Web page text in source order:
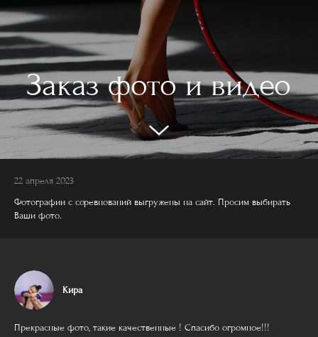
Заказ фото и видео
22 апреля 2023
Фотографии с соревнований выгружены на сайт. Просим выбирать
Ваши фото.
Кира
Прекрасные фото, такие качественные ! Спасибо огромное!!!